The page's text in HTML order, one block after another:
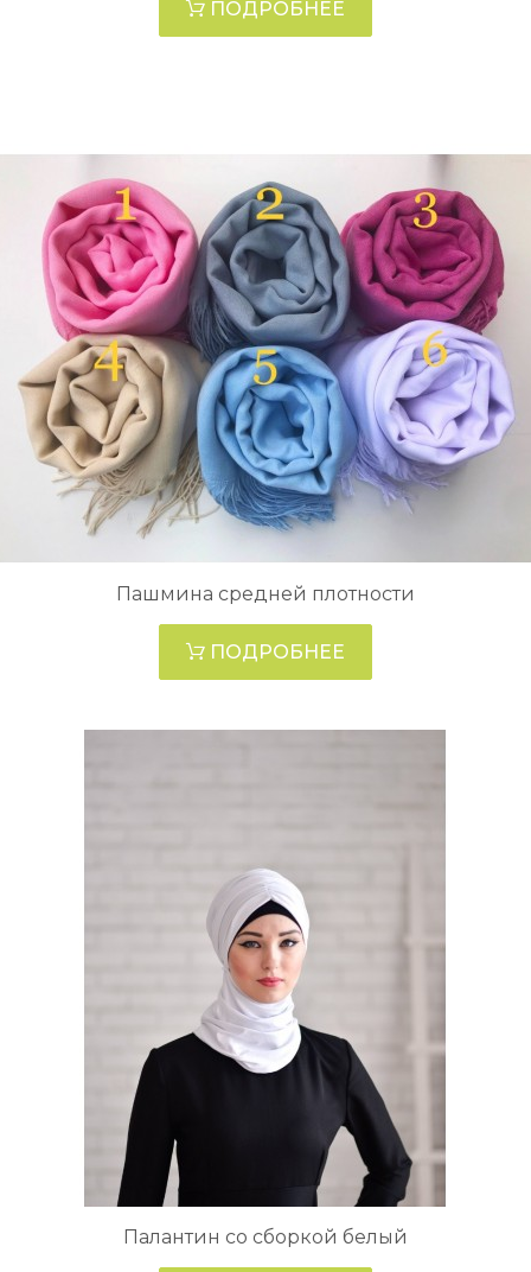
ПОДРОБНЕЕ
Пашмина средней плотности
ПОДРОБНЕЕ
Палантин со сборкой белый